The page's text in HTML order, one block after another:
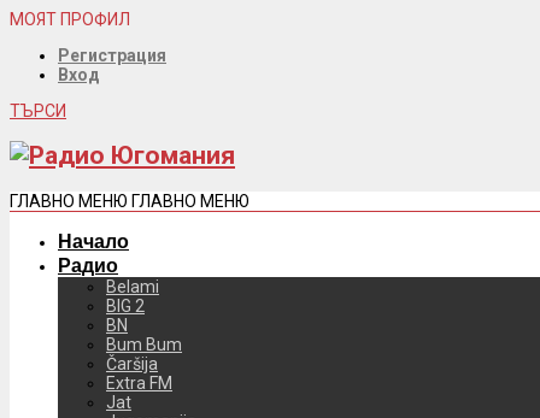
МОЯТ ПРОФИЛ
Регистрация
Вход
ТЪРСИ
ГЛАВНО МЕНЮ ГЛАВНО МЕНЮ
Начало
Радио
Belami
BIG 2
BN
Bum Bum
Čaršija
Extra FM
Jat